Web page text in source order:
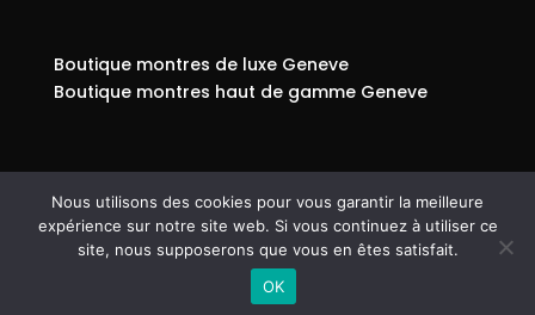
Boutique montres de luxe Geneve
Boutique montres haut de gamme Geneve
© Copyright 808-Mentions légales - RGPD -
Protection de la vie privée - Gestion des cookies –
Médiateur de la consommation – Bloctel
Nous utilisons des cookies pour vous garantir la meilleure
expérience sur notre site web. Si vous continuez à utiliser ce
site, nous supposerons que vous en êtes satisfait.
OK